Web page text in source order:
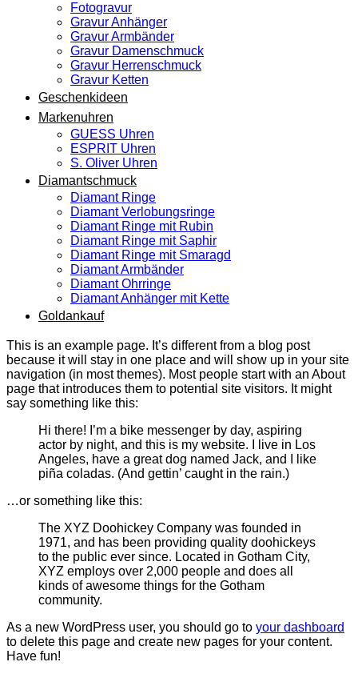
Fotogravur
Gravur Anhänger
Gravur Armbänder
Gravur Damenschmuck
Gravur Herrenschmuck
Gravur Ketten
Geschenkideen
Markenuhren
GUESS Uhren
ESPRIT Uhren
S. Oliver Uhren
Diamantschmuck
Diamant Ringe
Diamant Verlobungsringe
Diamant Ringe mit Rubin
Diamant Ringe mit Saphir
Diamant Ringe mit Smaragd
Diamant Armbänder
Diamant Ohrringe
Diamant Anhänger mit Kette
Goldankauf
This is an example page. It’s different from a blog post
because it will stay in one place and will show up in your site
navigation (in most themes). Most people start with an About
page that introduces them to potential site visitors. It might
say something like this:
Hi there! I’m a bike messenger by day, aspiring
actor by night, and this is my website. I live in Los
Angeles, have a great dog named Jack, and I like
piña coladas. (And gettin’ caught in the rain.)
…or something like this:
The XYZ Doohickey Company was founded in
1971, and has been providing quality doohickeys
to the public ever since. Located in Gotham City,
XYZ employs over 2,000 people and does all
kinds of awesome things for the Gotham
community.
As a new WordPress user, you should go to your dashboard
to delete this page and create new pages for your content.
Have fun!